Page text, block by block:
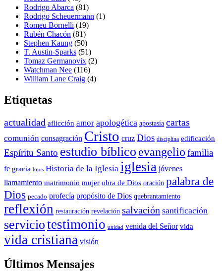
Rodrigo Abarca (81)
Rodrigo Scheuermann (1)
Romeu Bornelli (19)
Rubén Chacón (81)
Stephen Kaung (50)
T. Austin-Sparks (51)
Tomaz Germanovix (2)
Watchman Nee (116)
William Lane Craig (4)
Etiquetas
actualidad aflicción amor apologética apostasía cartas
comunión consagración Cristo cruz Dios disciplina edificación
Espíritu Santo estudio bíblico evangelio familia
fe gracia hijos Historia de la Iglesia iglesia jóvenes
llamamiento matrimonio mujer obra de Dios oración palabra de
Dios pecado profecía propósito de Dios quebrantamiento
reflexión restauración revelación salvación santificación
serviciotestimonio unidad venida del Señor vida
vida cristiana visión
Últimos Mensajes